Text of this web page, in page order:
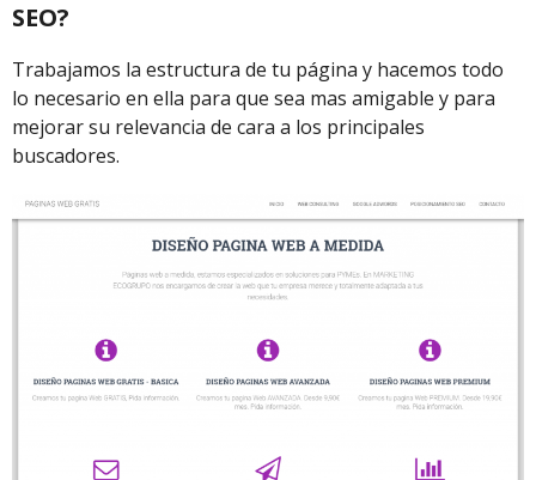
SEO?
Trabajamos la estructura de tu página y hacemos todo
lo necesario en ella para que sea mas amigable y para
mejorar su relevancia de cara a los principales
buscadores.